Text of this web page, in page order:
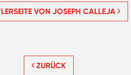
VON JOSEPH CALLEJA
ZURÜCK